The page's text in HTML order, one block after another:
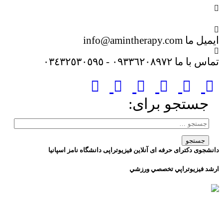
ایمیل ما info@amintherapy.com
تماس با ما ٠٩٣٣٦٢٠٨٩٧٢ - ٠٣٤٣٢٥٣٠٥٩٥
جستجو برای:
دانشجوی دکترای حرفه ای آنلاین فیزیوتراپی دانشگاه نامز اسپانیا
ارشد فيزيوتراپي تخصصي ورزشي